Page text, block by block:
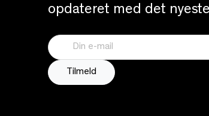
opdateret med det